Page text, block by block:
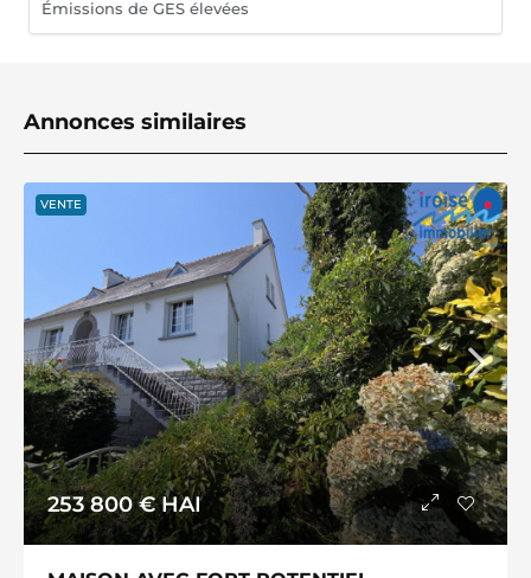
Émissions de GES élevées
Annonces similaires
VENTE
253 800 €HAI